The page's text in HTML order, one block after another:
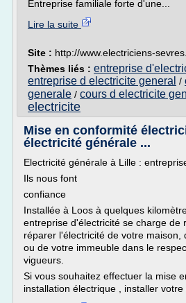
Entreprise familiale forte d'une...
Lire la suite
Site : http://www.electriciens-
Thèmes liés : entreprise
entreprise d electricite general /
generale / cours d electricite
electricite
Mise en conformité
électricité générale ...
Electricité générale à Lille :
Ils nous font
confiance
Installée à Loos à quelques
entreprise d'électricité se charge de
réparer l'électricité de votre maison,
ou de votre immeuble dans le
vigueurs.
Si vous souhaitez effectuer la mise
installation électrique , installer votre